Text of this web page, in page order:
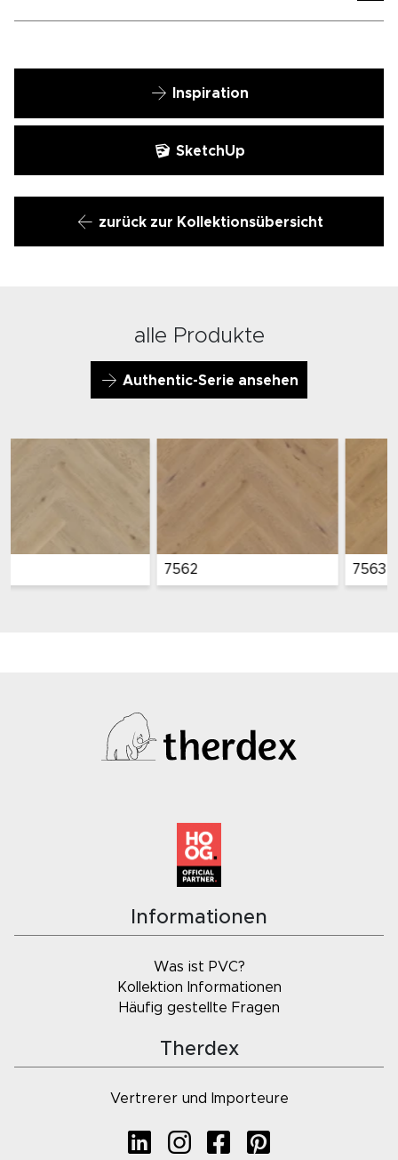
zurück zur Kollektionsübersicht
Inspiration
SketchUp
alle Produkte
Authentic-Serie ansehen
7563 7564
Informationen
Was ist PVC?
Kollektion Informationen
Häufig gestellte Fragen
Therdex
Vertrerer und Importeure